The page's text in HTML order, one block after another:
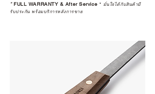
*FULL WARRANTY & After Service * มั่นใจได้กับสินค้ามี
รับประกัน พร้อมบริการหลังการขาย